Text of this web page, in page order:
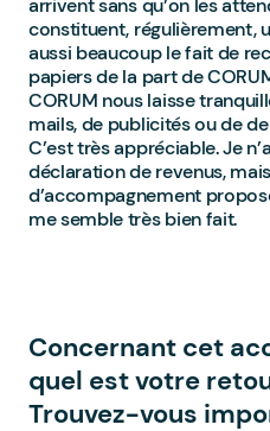
arrivent sans qu’on les
constituent, régulièrement,
aussi beaucoup le fait de
papiers de la part de
CORUM nous laisse
mails, de publicités ou de
C’est très appréciable. Je
déclaration de revenus,
d’accompagnement
me semble très bien fait.
Concernant cet
quel est votre
Trouvez-vous